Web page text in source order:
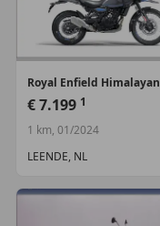
Royal Enfield Himalayan
€ 7.199 1
1 km, 01/2024
LEENDE, NL